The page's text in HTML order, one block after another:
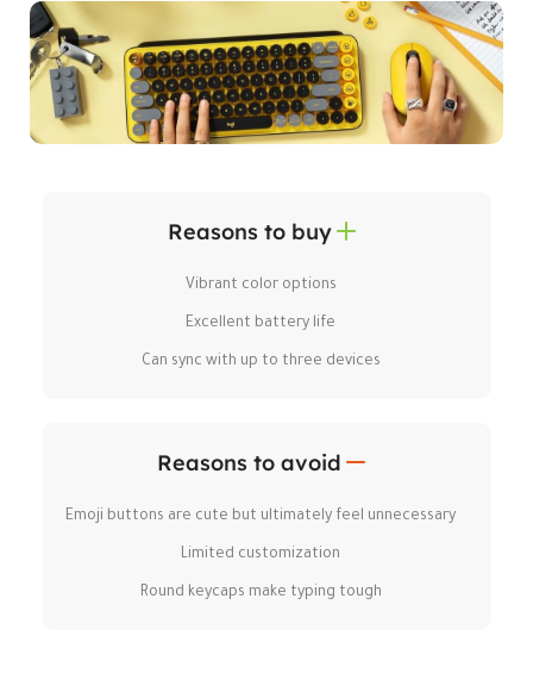
Reasons to buy
Vibrant color options
Excellent battery life
Can sync with up to three devices
Reasons to avoid
Emoji buttons are cute but ultimately feel unnecessary
Limited customization
Round keycaps make typing tough